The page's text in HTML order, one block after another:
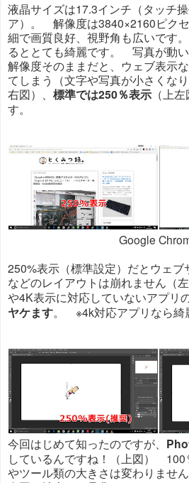
液晶サイズは17.3インチ（タッチ
ア）。 解像度は3840×2160ピク
細で画質良好、視野角も広いです
るととても綺麗です。 写真が動
解像度そのままだと、ウェブ表示
てしまう（文字や写真が小さくな
右図）、 標準では250％表示 （上
す。
Google
250%表示（標準設定）だとウェブ
などのレイアウトは崩れません（
や4K表示に対応していないアプリ
ヤケます。 ※4k対応アプリなら綺
今回はじめて知ったのですが、
しているんですね！（上図） 100
やツール類の大きさは変わりま